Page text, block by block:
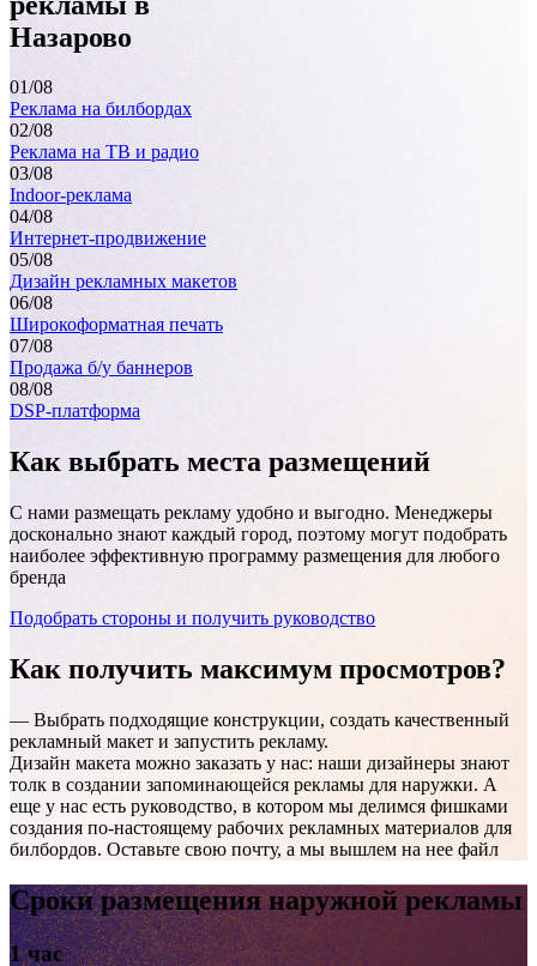
Назарово, 22-й микрорайон, в районе гаражного
"Восточный"
Назарово, Заречная, в районе владения 12
Назарово
01/08
Реклама на билбордах
02/08
Реклама на ТВ и радио
03/08
Indoor-реклама
04/08
Интернет-продвижение
05/08
Дизайн рекламных макетов
06/08
Широкоформатная печать
07/08
Продажа б/у баннеров
08/08
DSP-платформа
Как выбрать места размещений
С нами размещать рекламу удобно и выгодно. Менеджеры
досконально знают каждый город, поэтому могут подобрать
наиболее эффективную программу размещения для любого
бренда
Подобрать стороны и получить руководство
Как получить максимум просмотров?
— Выбрать подходящие конструкции, создать качественный
рекламный макет и запустить рекламу.
Дизайн макета можно заказать у нас: наши дизайнеры знают
толк в создании запоминающейся рекламы для наружки. А
еще у нас есть руководство, в котором мы делимся фишками
создания по-настоящему рабочих рекламных материалов для
билбордов. Оставьте свою почту, а мы вышлем на нее файл
Сроки размещения наружной рекламы
1 час